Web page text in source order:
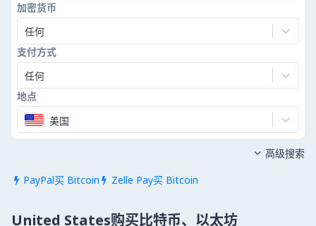
加密货币
任何
支付方式
任何
地点
美国
 PayPal买 Bitcoin  Zelle Pay买 Bitcoin
 高级搜索
United States购买比特币、以太坊